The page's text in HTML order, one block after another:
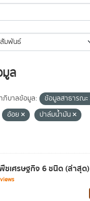
ล
ภิบาลข้อมูล: ข้อมูลสาธารณะ
อ้อย
ปาล์มน้ำมัน
เศรษฐกิจ 6 ชนิด (ล่าสุด)